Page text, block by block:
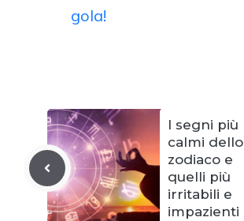
gola!
I segni più
calmi dello
zodiaco e
quelli più
irritabili e
impazienti